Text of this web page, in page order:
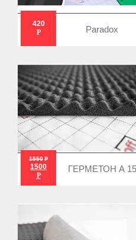
420
Р
Paradox
1550Р
1500
Р
ГЕРМЕТОН А 15